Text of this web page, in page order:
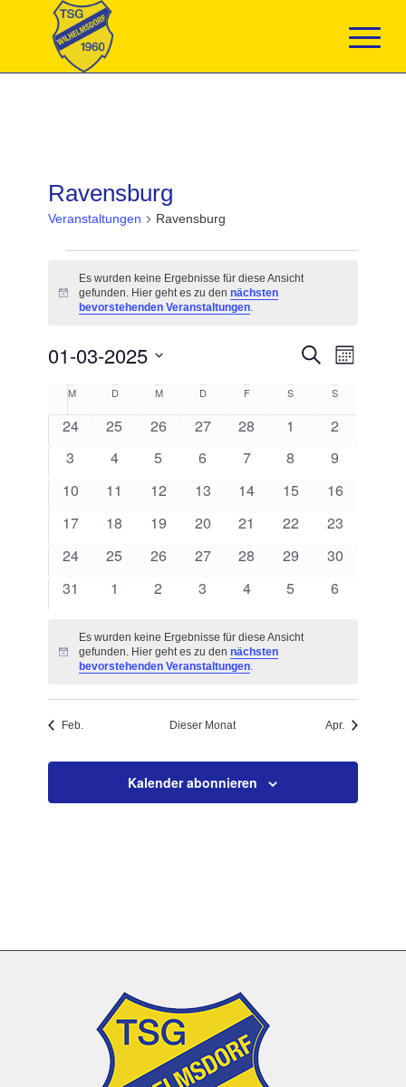
Ravensburg
Veranstaltungen Ravensburg
Hinweis
Es wurden keine Ergebnisse für diese Ansicht
gefunden. Hier geht es zu den nächsten
bevorstehenden Veranstaltungen.
Suche
Ansichten,
Navigation
Suche
Monat
01-03-2025
wählen.
Kalender
Veranstaltungen
M MONTAG
D DIENSTAG
M MITTWOCH
D DONNERSTAG
F FREITAG
S SAMSTAG
S
0
24
0
25
0
26
0
27
0
28
0
1
0
2
0
3
0
4
0
5
0
6
0
7
0
8
0
9
0
10
0
11
0
12
0
13
0
14
0
15
0
16
0
17
0
18
0
19
0
20
0
21
0
22
0
23
0
24
0
25
0
26
0
27
0
28
0
29
0
30
0
31
0
1
0
2
0
3
0
4
0
5
0
6
Hinweis
Es wurden keine Ergebnisse für diese Ansicht
gefunden. Hier geht es zu den nächsten
bevorstehenden Veranstaltungen.
Feb. Dieser Monat Apr.
Kalender abonnieren